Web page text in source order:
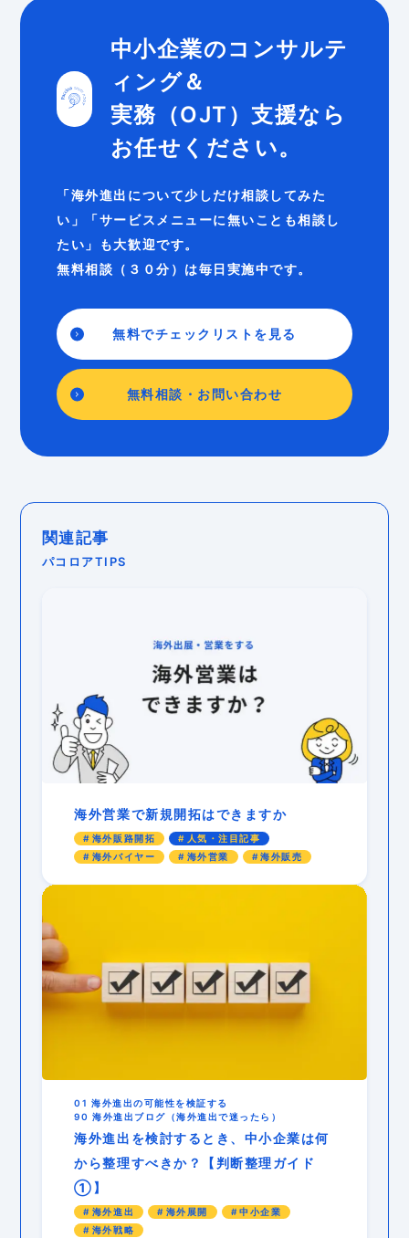
中小企業のコンサルテ
ィング＆
実務（OJT）支援なら
お任せください。
「海外進出について少しだけ相談してみた
い」「サービスメニューに無いことも相談し
たい」も大歓迎です。
無料相談（３０分）は毎日実施中です。
無料でチェックリストを見る
無料相談・お問い合わせ
関連記事
パコロアTIPS
海外営業で新規開拓はできますか
海外販路開拓
人気・注目記事
海外バイヤー
海外営業 海外販売
01 海外進出の可能性を検証する
90 海外進出ブログ（海外進出で迷ったら）
海外進出を検討するとき、中小企業は何
から整理すべきか？【判断整理ガイド
①】
海外進出 海外展開
中小企業
海外戦略